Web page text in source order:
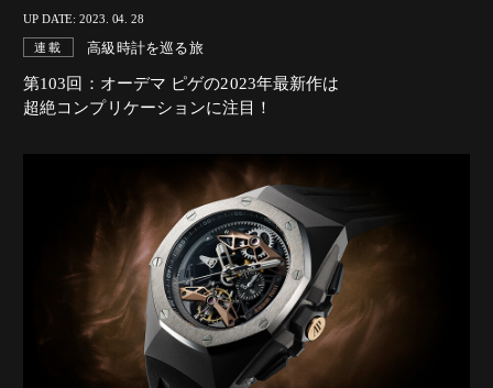
UP DATE: 2023. 04. 28
連載 高級時計を巡る旅
第103回：オーデマ ピゲの2023年最新作は
超絶コンプリケーションに注目！